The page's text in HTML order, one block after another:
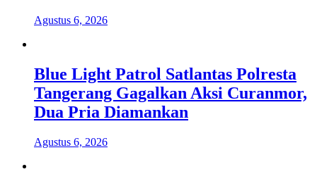
Agustus 6, 2026
Blue Light Patrol Satlantas Polresta
Tangerang Gagalkan Aksi Curanmor,
Dua Pria Diamankan
Agustus 6, 2026